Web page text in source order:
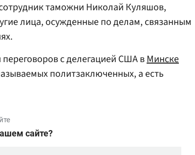
таможни Николай Куляшов,
лица, осужденные по делам, связанным
с делегацией США вМинске
политзаключенных, а есть